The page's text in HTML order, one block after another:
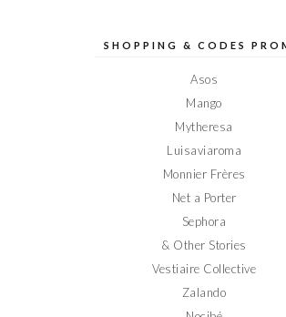
sursur sur sur sur
SHOPPING & CODES
Asos
Mango
Mytheresa
Luisaviaroma
Monnier Frères
Net a Porter
Sephora
& Other Stories
Vestiaire Collective
Zalando